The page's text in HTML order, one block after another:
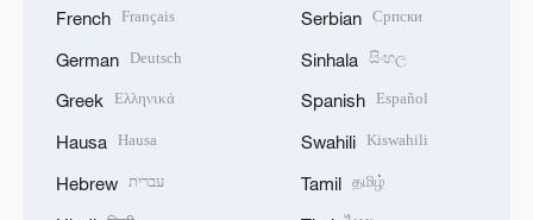
French Français
German Deutsch
Greek Ελληνικά
Hausa Hausa
Hebrew עברית
Serbian Српски
Sinhala සිංහල
Spanish Español
Swahili Kiswahili
Tamil தமிழ்